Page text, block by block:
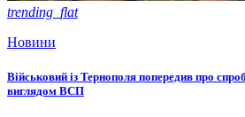
trending_flat
Новини
Військовий із Тернополя попередив про
виглядом ВСП